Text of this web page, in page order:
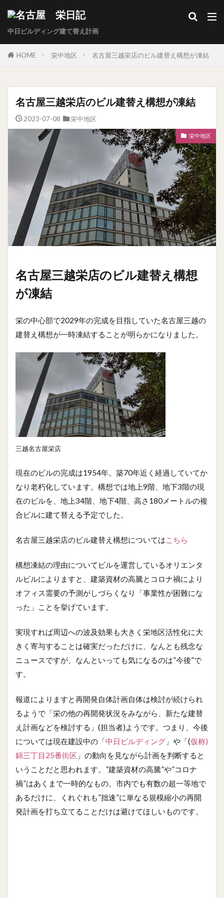
中日ビルディング建て替え計画
HOME 栄中地区 名古屋三越栄店のビル建替え構想が凍結
名古屋三越栄店のビル建替え構想が凍結
2023-07-08 栄中地区
栄中地区
名古屋三越栄店のビル建替え構想
が凍結
栄の中心部で2029年の完成を目指していた名古屋三越の
建替え構想が一時凍結することが明らかになりました。
三越名古屋栄店
現在のビルの完成は1954年。築70年近く経過していてか
なり老朽化しています。構想では地上9階、地下3階の現
在のビルを、地上34階、地下4階、高さ180メートルの複
合ビルに建て替える予定でした。
名古屋三越栄店のビル建替え構想については こちら
構想凍結の理由についてビルを運営しているオリエンタ
ルビルによりますと、建築資材の高騰とコロナ禍により
オフィス需要の予測がしづらくなり「事業性が困難にな
った」ことを挙げています。
実現すれば周辺への波及効果も大きく栄地区活性化に大
きく寄与することは確実だっただけに、なんとも残念な
ニュースですが、なんといっても気になるのは”今後”で
す。
報道によりますと再開発自体計画自体は検討が続けられ
るようで「栄の他の再開発状況をみながら、新たな建替
え計画などを検討する」(担当者)ようです。つまり、今後
については現在建設中の「中日ビルディング 」や「(仮称)
錦三丁目25番街区 」の動向を見ながら計画を判断すると
いうことだと思われます。”建築資材の高騰”や”コロナ
禍”はあくまで一時的なもの。市内でも有数の超一等地で
あるだけに、くれぐれも”拙速”に単なる規模縮小の再開
発計画を打ち立てることだけは避けてほしいものです。